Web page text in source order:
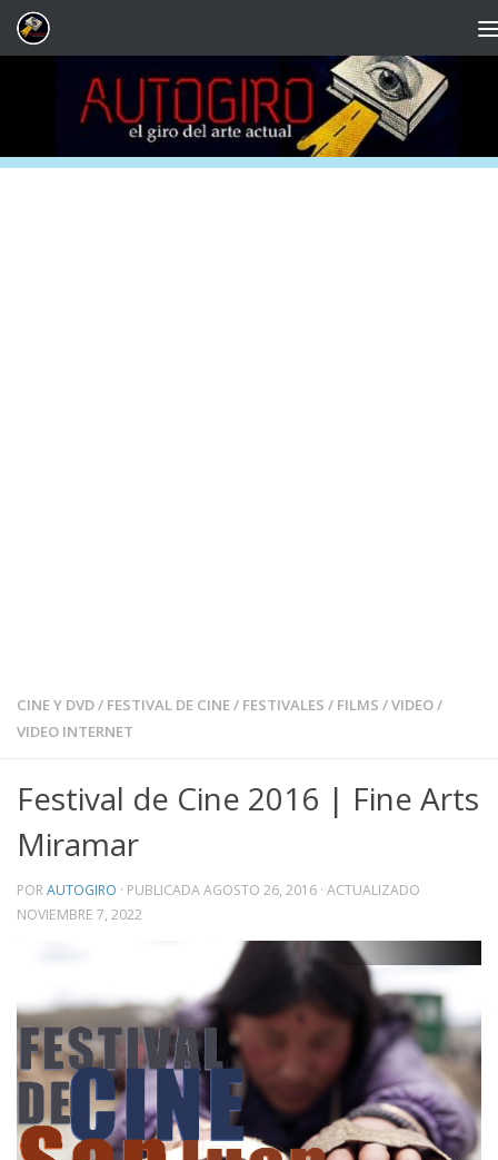
Saltar al contenido
CINE Y DVD/ FESTIVAL DE CINE/ FESTIVALES / FILMS /VIDEO/
VIDEO INTERNET
Festival de Cine 2016 | Fine Arts
Miramar
PORAUTOGIRO · PUBLICADAAGOSTO 26, 2016 · ACTUALIZADO
NOVIEMBRE 7, 2022